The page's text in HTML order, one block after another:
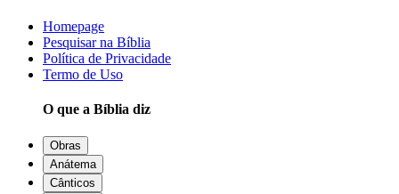
Homepage
Pesquisar na Bíblia
Política de Privacidade
Termo de Uso
O que a Bíblia diz
Obras
Anátema
Cânticos